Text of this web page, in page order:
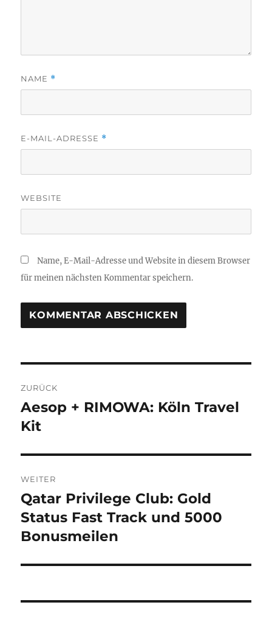
NAME *
E-MAIL-ADRESSE *
WEBSITE
Name, E-Mail-Adresse und Website in diesem Browser
für meinen nächsten Kommentar speichern.
ZURÜCK
Vorheriger
Beitrag:
Aesop + RIMOWA: Köln Travel
Kit
WEITER
Nächster
Beitrag:
Qatar Privilege Club: Gold
Status Fast Track und 5000
Bonusmeilen